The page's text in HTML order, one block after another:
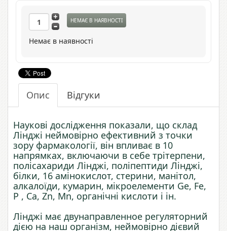
НЕМАЄ В НАЯВНОСТІ
Немає в наявності
Опис Відгуки
Наукові дослідження показали, що склад
Лінджі неймовірно ефективний з точки
зору фармакології, він впливає в 10
напрямках, включаючи в себе трітерпени,
полісахариди Лінджі, поліпептиди Лінджі,
білки, 16 амінокислот, стерини, манітол,
алкалоїди, кумарин, мікроелементи Ge, Fe,
P , Ca, Zn, Mn, органічні кислоти і ін.
Лінджі має двунаправленное регуляторний
дією на наш організм, неймовірно дієвий